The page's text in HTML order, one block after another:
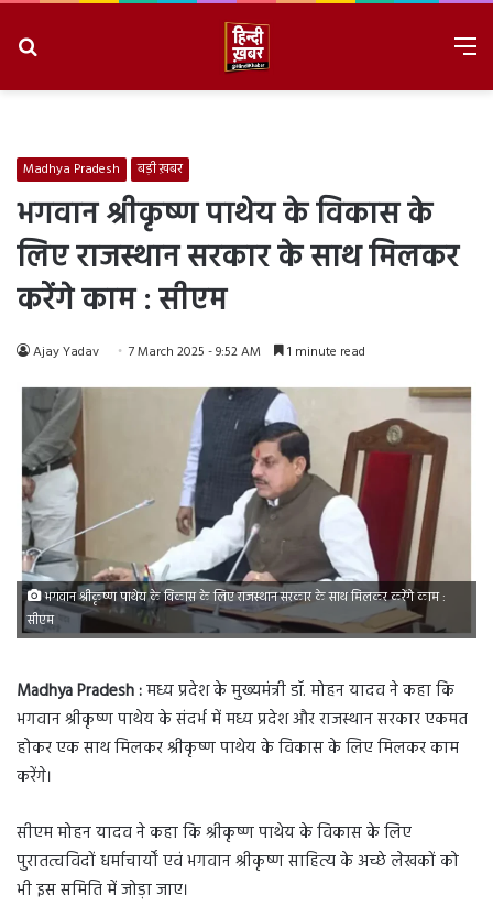
Madhya Pradesh बड़ी ख़बर
भगवान श्रीकृष्ण पाथेय के विकास के
लिए राजस्थान सरकार के साथ मिलकर
करेंगे काम : सीएम
Ajay Yadav 7 March 2025 - 9:52 AM 1 minute read
भगवान श्रीकृष्ण पाथेय के विकास के लिए राजस्थान सरकार के साथ मिलकर करेंगे काम :
सीएम
Madhya Pradesh :मध्य प्रदेश के मुख्यमंत्री डॉ. मोहन यादव ने कहा कि
भगवान श्रीकृष्ण पाथेय के संदर्भ में मध्य प्रदेश और राजस्थान सरकार एकमत
होकर एक साथ मिलकर श्रीकृष्ण पाथेय के विकास के लिए मिलकर काम
करेंगे।
सीएम मोहन यादव ने कहा कि श्रीकृष्ण पाथेय के विकास के लिए
पुरातत्वविदों धर्माचार्यों एवं भगवान श्रीकृष्ण साहित्य के अच्छे लेखकों को
भी इस समिति में जोड़ा जाए।